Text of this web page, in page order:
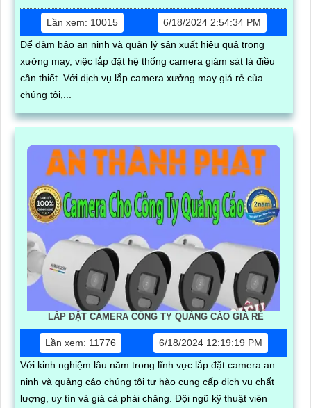
Lần xem: 10015
6/18/2024 2:54:34 PM
Để đảm bảo an ninh và quản lý sản xuất hiệu quả trong
xưởng may, việc lắp đặt hệ thống camera giám sát là điều
cần thiết. Với dịch vụ lắp camera xưởng may giá rẻ của
chúng tôi,...
LẮP ĐẶT CAMERA CÔNG TY QUẢNG CÁO GIÁ RẺ
Lần xem: 11776
6/18/2024 12:19:19 PM
Với kinh nghiệm lâu năm trong lĩnh vực lắp đặt camera an
ninh và quảng cáo chúng tôi tự hào cung cấp dịch vụ chất
lượng, uy tín và giá cả phải chăng. Đội ngũ kỹ thuật viên